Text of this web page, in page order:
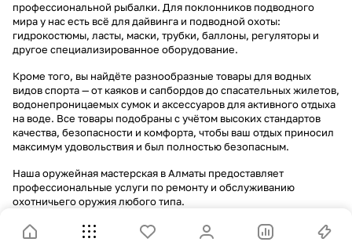
профессиональной рыбалки. Для поклонников подводного
мира у нас есть всё для дайвинга и подводной охоты:
гидрокостюмы, ласты, маски, трубки, баллоны, регуляторы и
другое специализированное оборудование.
Кроме того, вы найдёте разнообразные товары для водных
видов спорта — от каяков и сапбордов до спасательных жилетов,
водонепроницаемых сумок и аксессуаров для активного отдыха
на воде. Все товары подобраны с учётом высоких стандартов
качества, безопасности и комфорта, чтобы ваш отдых приносил
максимум удовольствия и был полностью безопасным.
Наша оружейная мастерская в Алматы предоставляет
профессиональные услуги по ремонту и обслуживанию
охотничьего оружия любого типа.